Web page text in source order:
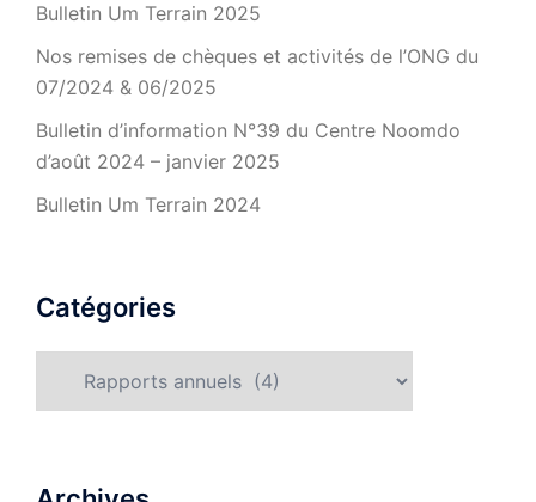
Bulletin Um Terrain 2025
Nos remises de chèques et activités de l’ONG du
07/2024 & 06/2025
Bulletin d’information N°39 du Centre Noomdo
d’août 2024 – janvier 2025
Bulletin Um Terrain 2024
Catégories